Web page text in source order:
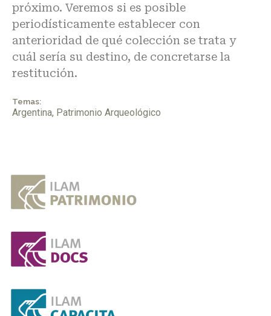
próximo. Veremos si es posible
periodísticamente establecer con
anterioridad de qué colección se trata y
cuál sería su destino, de concretarse la
restitución.
Temas:
Argentina, Patrimonio Arqueológico